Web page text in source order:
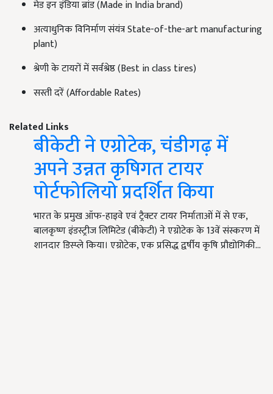
मेड इन इंडिया ब्रांड (Made in India brand)
अत्याधुनिक विनिर्माण संयंत्र State-of-the-art manufacturing
plant)
श्रेणी के टायरों में सर्वश्रेष्ठ (Best in class tires)
सस्ती दरें (Affordable Rates)
Related Links
बीकेटी ने एग्रोटेक, चंडीगढ़ में
अपने उन्नत कृषिगत टायर
पोर्टफोलियो प्रदर्शित किया
भारत के प्रमुख ऑफ-हाइवे एवं ट्रैक्टर टायर निर्माताओं में से एक,
बालकृष्ण इंडस्ट्रीज लिमिटेड (बीकेटी) ने एग्रोटेक के 13वें संस्करण में
शानदार डिस्प्ले किया। एग्रोटेक, एक प्रसिद्ध द्वर्षीय कृषि प्रौद्योगिकी…